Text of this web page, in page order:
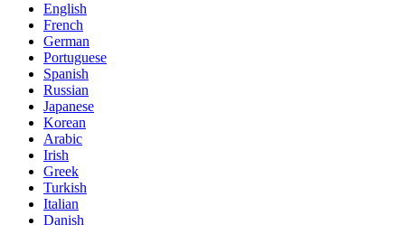
English
French
German
Portuguese
Spanish
Russian
Japanese
Korean
Arabic
Irish
Greek
Turkish
Italian
Danish